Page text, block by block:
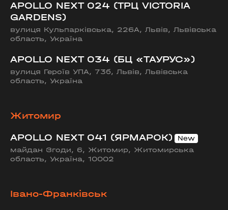
APOLLO NEXT 024 (ТРЦ VICTORIA
GARDENS)
вулиця Кульпарківська, 226А, Львів, Львівська
область, Україна
APOLLO NEXT 034 (БЦ «ТАУРУС»)
вулиця Героїв УПА, 73б, Львів, Львівська
область, Україна
Житомир
APOLLO NEXT 041 (ЯРМАРОК)
майдан Згоди, 6, Житомир, Житомирська
область, Україна, 10002
Івано-Франківськ